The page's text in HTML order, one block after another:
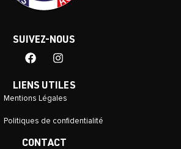
SUIVEZ-NOUS
LIENS UTILES
Mentions Légales
Politiques de confidentialité
CONTACT